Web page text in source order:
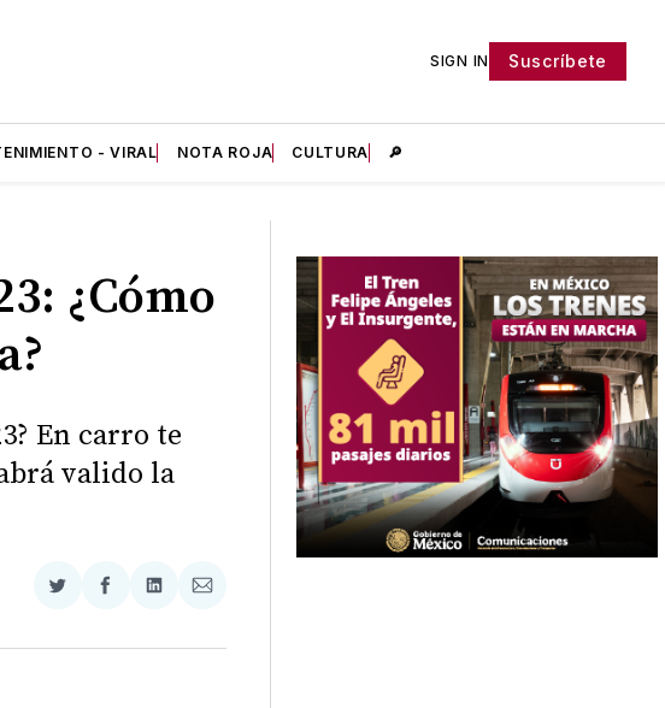
SIGN IN Suscríbete
- VIRAL NOTA ROJA CULTURA 🔎
¿Cómo
En carro te
valido la
Compartir
Twitter
Compartir
Facebook
Compartir
LinkedIn
Compartir
Email